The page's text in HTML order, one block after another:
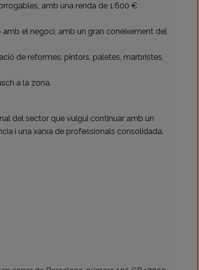
amb una renda de 1.600 €
amb el negoci, amb un gran coneixement del
de reformes: pintors, paletes, marbristes,
a la zona.
del sector que vulgui continuar amb un
i una xarxa de professionals consolidada.